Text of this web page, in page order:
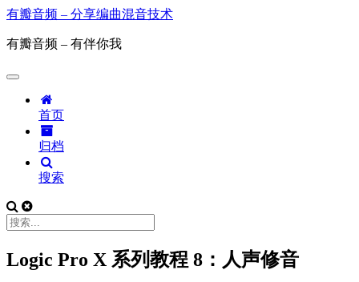
有瓣音频 – 分享编曲混音技术
有瓣音频 – 有伴你我
首页
归档
搜索
Logic Pro X 系列教程 8：人声修音